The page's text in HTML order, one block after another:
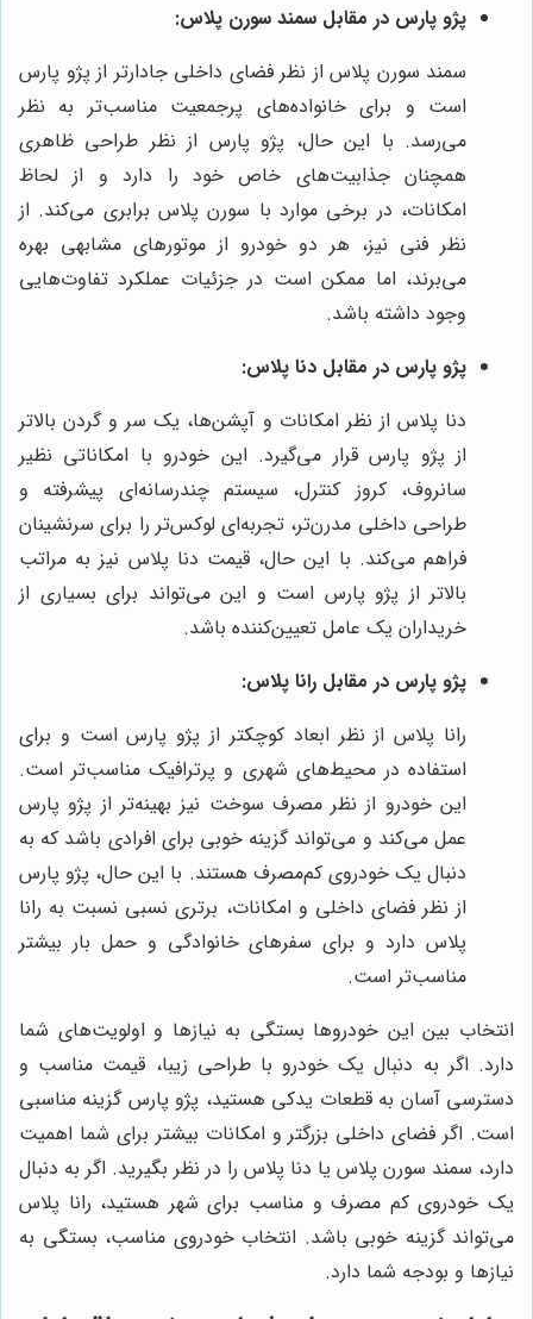
پژو پارس در مقابل سمند سورن پلاس:
سمند سورن پلاس از نظر فضای داخلی جادارتر از پژو پارس
است و برای خانواده‌های پرجمعیت مناسب‌تر به نظر
می‌رسد. با این حال، پژو پارس از نظر طراحی ظاهری
همچنان جذابیت‌های خاص خود را دارد و از لحاظ
امکانات، در برخی موارد با سورن پلاس برابری می‌کند. از
نظر فنی نیز، هر دو خودرو از موتورهای مشابهی بهره
می‌برند، اما ممکن است در جزئیات عملکرد تفاوت‌هایی
وجود داشته باشد.
پژو پارس در مقابل دنا پلاس:
دنا پلاس از نظر امکانات و آپشن‌ها، یک سر و گردن بالاتر
از پژو پارس قرار می‌گیرد. این خودرو با امکاناتی نظیر
سانروف، کروز کنترل، سیستم چندرسانه‌ای پیشرفته و
طراحی داخلی مدرن‌تر، تجربه‌ای لوکس‌تر را برای سرنشینان
فراهم می‌کند. با این حال، قیمت دنا پلاس نیز به مراتب
بالاتر از پژو پارس است و این می‌تواند برای بسیاری از
خریداران یک عامل تعیین‌کننده باشد.
پژو پارس در مقابل رانا پلاس:
رانا پلاس از نظر ابعاد کوچکتر از پژو پارس است و برای
استفاده در محیط‌های شهری و پرترافیک مناسب‌تر است.
این خودرو از نظر مصرف سوخت نیز بهینه‌تر از پژو پارس
عمل می‌کند و می‌تواند گزینه خوبی برای افرادی باشد که به
دنبال یک خودروی کم‌مصرف هستند. با این حال، پژو پارس
از نظر فضای داخلی و امکانات، برتری نسبی نسبت به رانا
پلاس دارد و برای سفرهای خانوادگی و حمل بار بیشتر
مناسب‌تر است.
انتخاب بین این خودروها بستگی به نیازها و اولویت‌های شما
دارد. اگر به دنبال یک خودرو با طراحی زیبا، قیمت مناسب و
دسترسی آسان به قطعات یدکی هستید، پژو پارس گزینه مناسبی
است. اگر فضای داخلی بزرگتر و امکانات بیشتر برای شما اهمیت
دارد، سمند سورن پلاس یا دنا پلاس را در نظر بگیرید. اگر به دنبال
یک خودروی کم مصرف و مناسب برای شهر هستید، رانا پلاس
می‌تواند گزینه خوبی باشد. انتخاب خودروی مناسب، بستگی به
نیازها و بودجه شما دارد.